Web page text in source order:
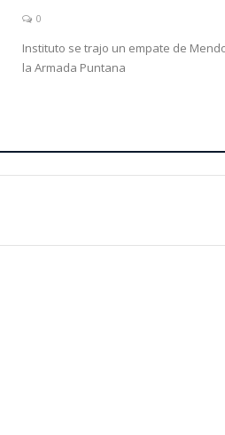
0
Instituto se trajo un empate de
la Armada Puntana